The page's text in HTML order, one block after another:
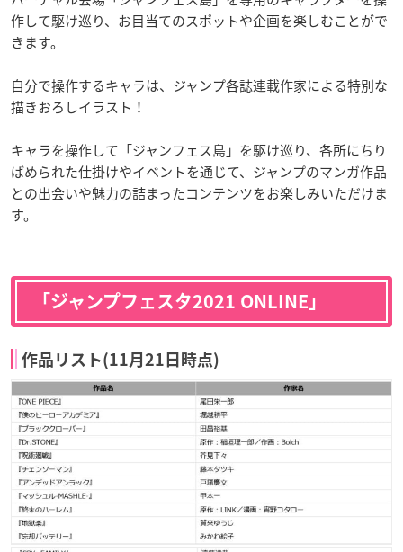
作して駆け巡り、お目当てのスポットや企画を楽しむことがで
きます。
自分で操作するキャラは、ジャンプ各誌連載作家による特別な
描きおろしイラスト！
キャラを操作して「ジャンフェス島」を駆け巡り、各所にちり
ばめられた仕掛けやイベントを通じて、ジャンプのマンガ作品
との出会いや魅力の詰まったコンテンツをお楽しみいただけま
す。
「ジャンプフェスタ2021 ONLINE」
作品リスト(11月21日時点)